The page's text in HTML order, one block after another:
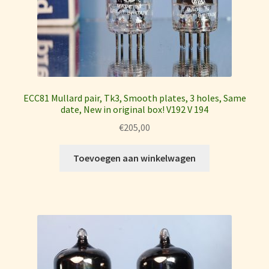
ECC81 Mullard pair, Tk3, Smooth plates, 3 holes, Same
date, New in original box! V192 V 194
€205,00
Toevoegen aan winkelwagen